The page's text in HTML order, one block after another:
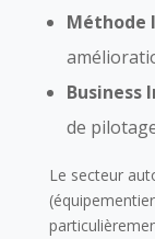
Méthode
Business
de
Le secteur